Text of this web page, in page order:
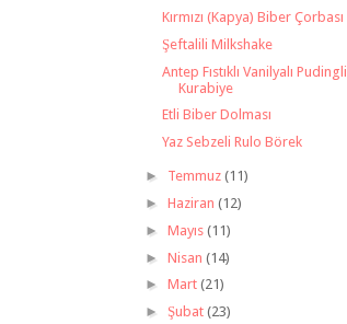
Kırmızı (Kapya) Biber Çorbası
Şeftalili Milkshake
Antep Fıstıklı Vanilyalı Pudingli
Kurabiye
Etli Biber Dolması
Yaz Sebzeli Rulo Börek
► Temmuz (11)
► Haziran (12)
► Mayıs (11)
► Nisan (14)
► Mart (21)
► Şubat (23)